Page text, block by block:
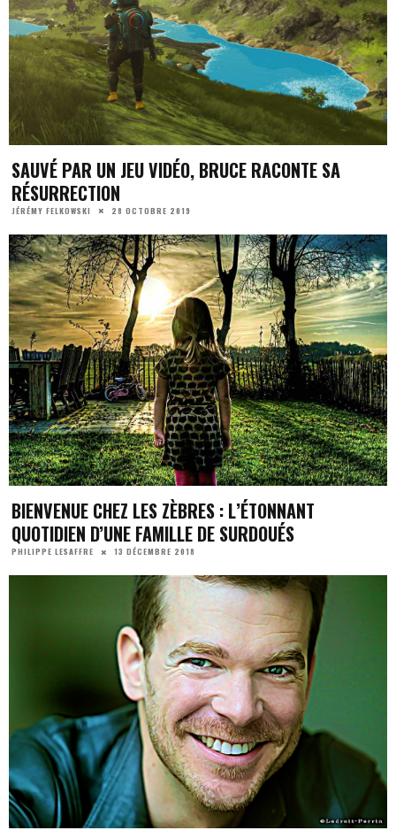
SAUVÉ PAR UN JEU VIDÉO, BRUCE RACONTE SA
RÉSURRECTION
JÉRÉMY FELKOWSKI 28 OCTOBRE 2019
BIENVENUE CHEZ LES ZÈBRES : L’ÉTONNANT
QUOTIDIEN D’UNE FAMILLE DE SURDOUÉS
PHILIPPE LESAFFRE 13 DÉCEMBRE 2018